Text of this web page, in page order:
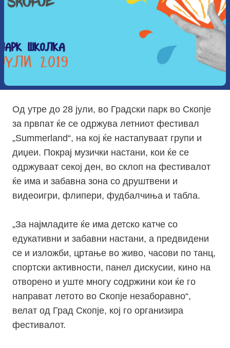
Од утре до 28 јули, во Градски парк во Скопје
за првпат ќе се одржува летниот фестивал
„Summerland“, на кој ќе настапуваат групи и
диџеи. Покрај музички настани, кои ќе се
одржуваат секој ден, во склоп на фестивалот
ќе има и забавна зона со друштвени и
видеоигри, флипери, фудбалчиња и табла.
„За најмладите ќе има детско катче со
едукативни и забавни настани, а предвидени
се и изложби, цртање во живо, часови по танц,
спортски активности, панел дискусии, кино на
отворено и уште многу содржини кои ќе го
направат летото во Скопје незаборавно“,
велат од Град Скопје, кој го организира
фестивалот.